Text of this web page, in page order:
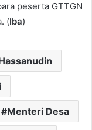
peserta GTTGN
(Iba)
Menteri Desa